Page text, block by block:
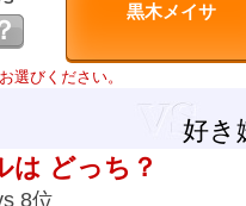
選びください。
好き
は どっち？
8位